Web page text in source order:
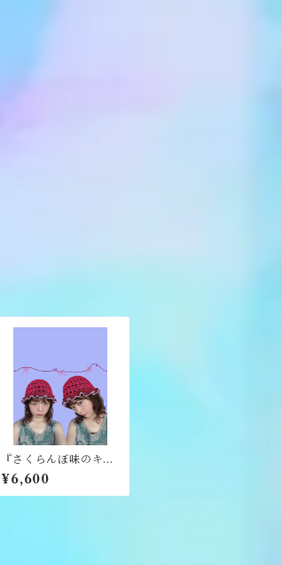
『さくらんぼ味のキャ
ンディハット』《mer
ry yarn》
¥6,600